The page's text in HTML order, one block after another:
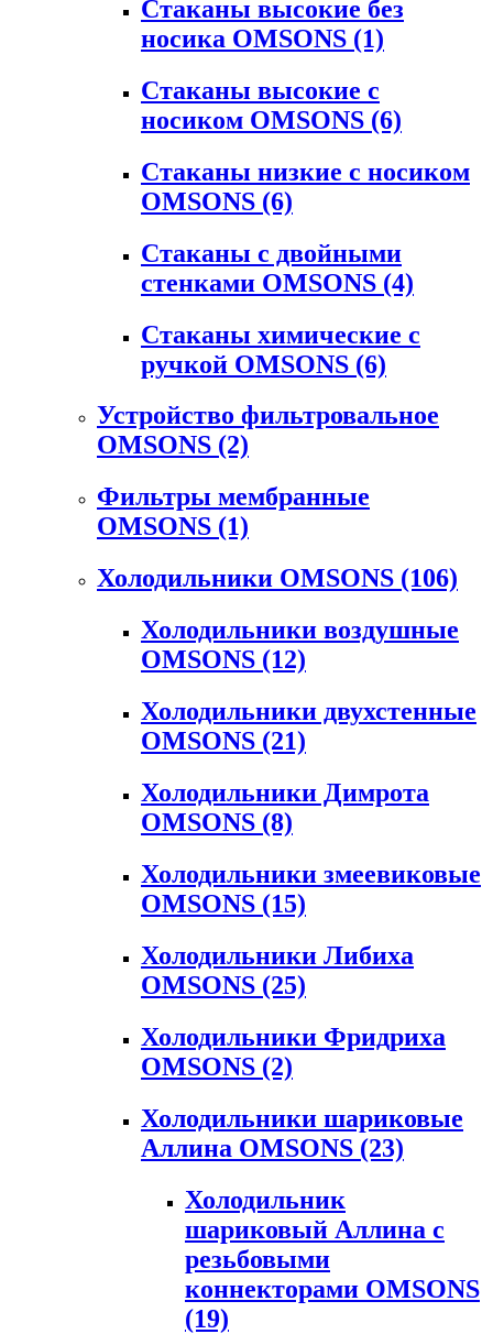
Стаканы высокие без
носика OMSONS (1)
Стаканы высокие с
носиком OMSONS (6)
Стаканы низкие с носиком
OMSONS (6)
Стаканы с двойными
стенками OMSONS (4)
Стаканы химические с
ручкой OMSONS (6)
Устройство фильтровальное
OMSONS (2)
Фильтры мембранные
OMSONS (1)
Холодильники OMSONS (106)
Холодильники воздушные
OMSONS (12)
Холодильники двухстенные
OMSONS (21)
Холодильники Димрота
OMSONS (8)
Холодильники змеевиковые
OMSONS (15)
Холодильники Либиха
OMSONS (25)
Холодильники Фридриха
OMSONS (2)
Холодильники шариковые
Аллина OMSONS (23)
Холодильник
шариковый Аллина с
резьбовыми
коннекторами OMSONS
(19)